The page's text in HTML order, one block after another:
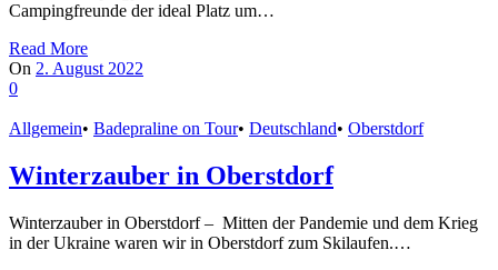
Campingfreunde der ideal Platz um…
Read More
On 2. August 2022
0
Allgemein• Badepraline on Tour• Deutschland• Oberstdorf
Winterzauber in Oberstdorf
Winterzauber in Oberstdorf – Mitten der Pandemie und dem Krieg
in der Ukraine waren wir in Oberstdorf zum Skilaufen.…